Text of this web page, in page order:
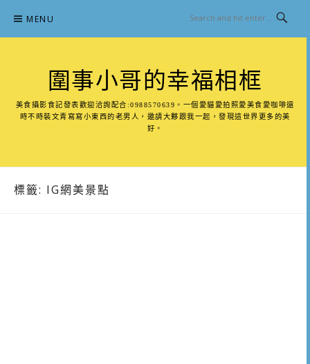
content
MENU
圍事小哥的幸福相框
美食攝影食記發表歡迎洽詢配合:0988570639。一個愛貓愛拍照愛美食愛咖啡還
時不時裝文青寫寫小東西的老男人，邀請大夥跟我一起，發現這世界更多的美
好。
標籤: IG網美景點